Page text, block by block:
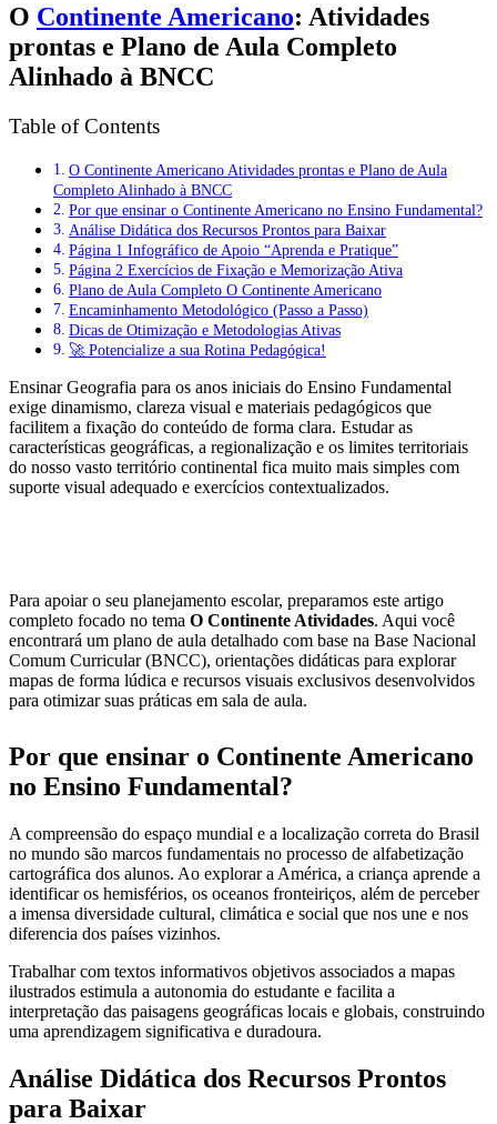
O Continente Americano: Atividades
prontas e Plano de Aula Completo
Alinhado à BNCC
Table of Contents
O Continente Americano Atividades prontas e Plano de Aula
Completo Alinhado à BNCC
Por que ensinar o Continente Americano no Ensino Fundamental?
Análise Didática dos Recursos Prontos para Baixar
Página 1 Infográfico de Apoio “Aprenda e Pratique”
Página 2 Exercícios de Fixação e Memorização Ativa
Plano de Aula Completo O Continente Americano
Encaminhamento Metodológico (Passo a Passo)
Dicas de Otimização e Metodologias Ativas
🚀 Potencialize a sua Rotina Pedagógica!
Ensinar Geografia para os anos iniciais do Ensino Fundamental
exige dinamismo, clareza visual e materiais pedagógicos que
facilitem a fixação do conteúdo de forma clara. Estudar as
características geográficas, a regionalização e os limites territoriais
do nosso vasto território continental fica muito mais simples com
suporte visual adequado e exercícios contextualizados.
Para apoiar o seu planejamento escolar, preparamos este artigo
completo focado no tema O Continente Atividades. Aqui você
encontrará um plano de aula detalhado com base na Base Nacional
Comum Curricular (BNCC), orientações didáticas para explorar
mapas de forma lúdica e recursos visuais exclusivos desenvolvidos
para otimizar suas práticas em sala de aula.
Por que ensinar o Continente Americano
no Ensino Fundamental?
A compreensão do espaço mundial e a localização correta do Brasil
no mundo são marcos fundamentais no processo de alfabetização
cartográfica dos alunos. Ao explorar a América, a criança aprende a
identificar os hemisférios, os oceanos fronteiriços, além de perceber
a imensa diversidade cultural, climática e social que nos une e nos
diferencia dos países vizinhos.
Trabalhar com textos informativos objetivos associados a mapas
ilustrados estimula a autonomia do estudante e facilita a
interpretação das paisagens geográficas locais e globais, construindo
uma aprendizagem significativa e duradoura.
Análise Didática dos Recursos Prontos
para Baixar